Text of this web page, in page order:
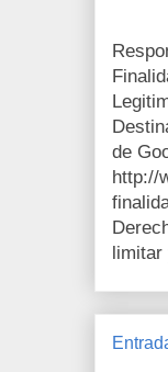
de
http://